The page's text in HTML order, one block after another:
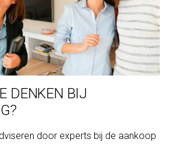
DENKEN BIJ
door experts bij de aankoop